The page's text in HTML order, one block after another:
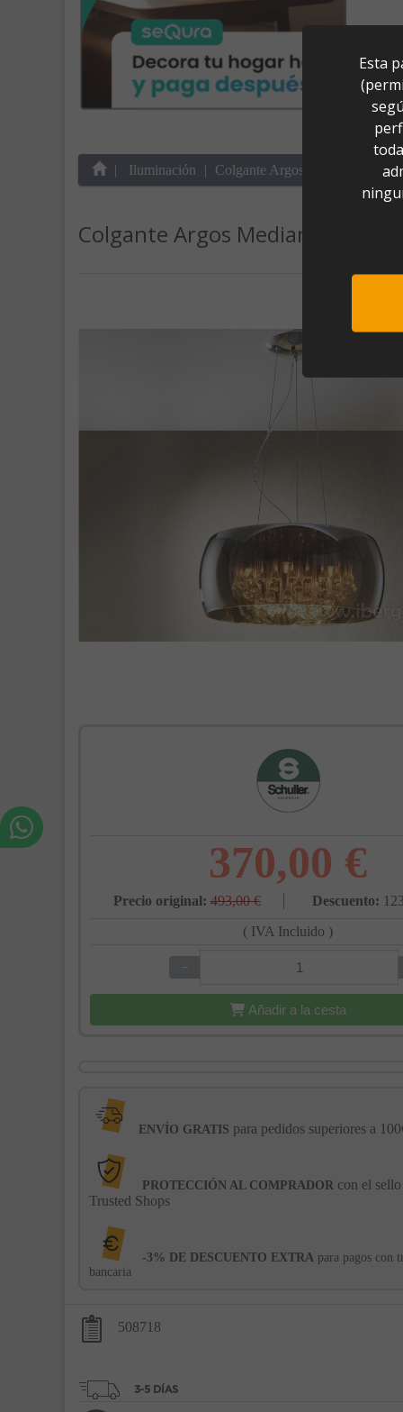
Iluminación Colgante Argos Mediano 40
Colgante Argos Mediano 40
370,00 €
Precio original: 493,00 € Descuento:
( IVA Incluido )
−
Añadir a la cesta
ENVÍO GRATIS para pedidos superiores a
PROTECCIÓN AL COMPRADOR con el
Trusted Shops
-3% DE DESCUENTO EXTRA para pagos con
bancaria
508718
Al unirte
Esta